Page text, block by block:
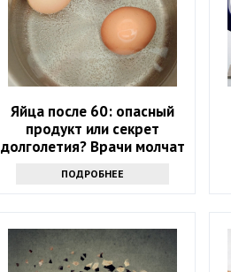
Яйца после 60: опасный
продукт или секрет
долголетия? Врачи молчат
ПОДРОБНЕЕ